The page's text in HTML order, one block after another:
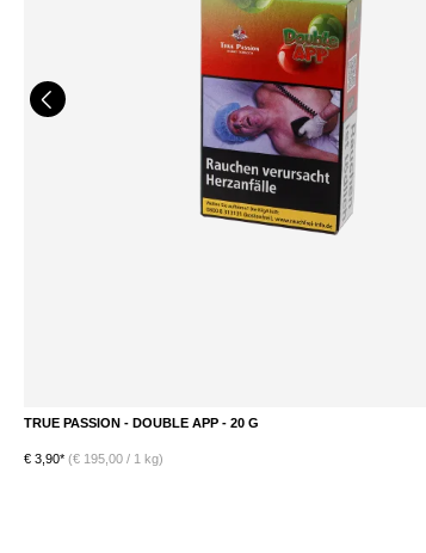
TRUE PASSION - GRAND FUSION - 20 G
€ 3,90* (€ 195,00 / 1 kg)